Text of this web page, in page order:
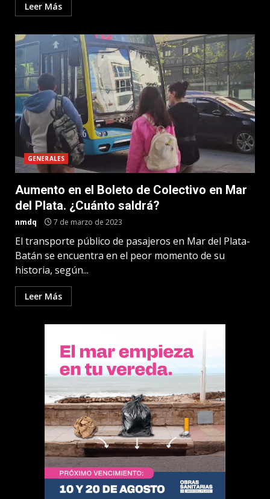
Leer Más
GENERALES
Aumento en el Boleto de Colectivo en Mar
del Plata. ¿Cuánto saldrá?
nmdq 7 de marzo de 2023
El transporte público de pasajeros en Mar del Plata-
Batán se encuentra en el peor momento de su
historia, según...
Leer Más